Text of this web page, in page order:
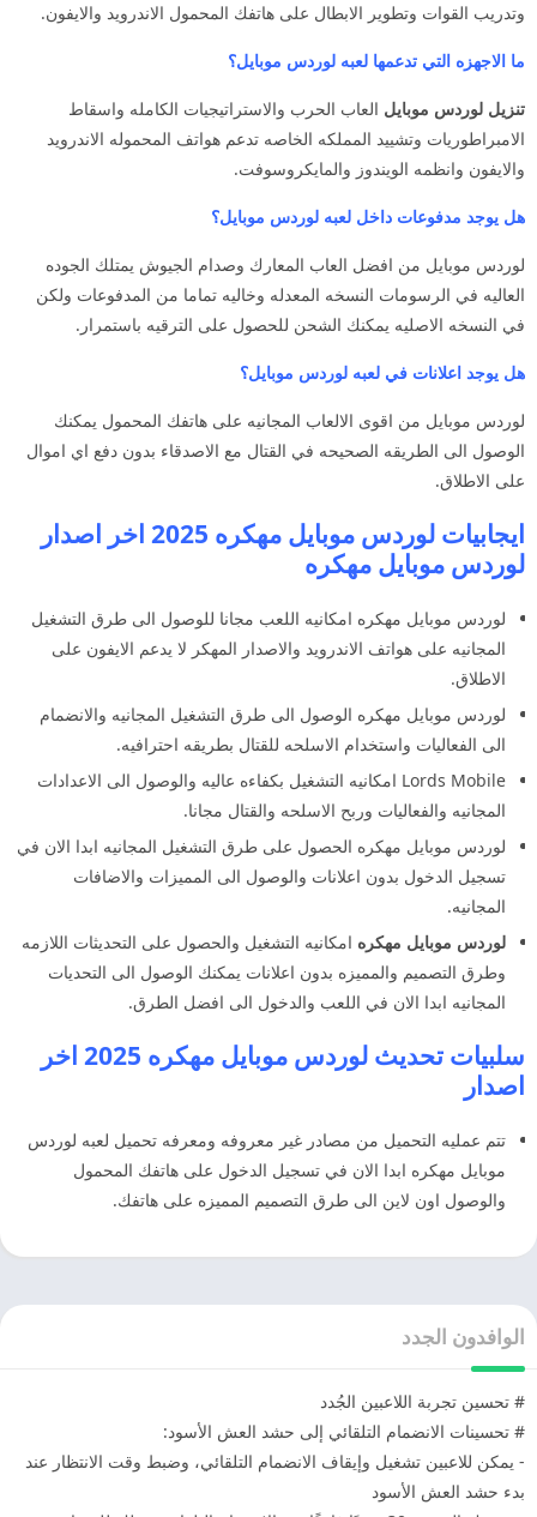
وتدريب القوات وتطوير الابطال على هاتفك المحمول الاندرويد والايفون.
ما الاجهزه التي تدعمها لعبه لوردس موبايل؟
تنزيل لوردس موبايل العاب الحرب والاستراتيجيات الكامله واسقاط
الامبراطوريات وتشييد المملكه الخاصه تدعم هواتف المحموله الاندرويد
والايفون وانظمه الويندوز والمايكروسوفت.
هل يوجد مدفوعات داخل لعبه لوردس موبايل؟
لوردس موبايل من افضل العاب المعارك وصدام الجيوش يمتلك الجوده
العاليه في الرسومات النسخه المعدله وخاليه تماما من المدفوعات ولكن
في النسخه الاصليه يمكنك الشحن للحصول على الترقيه باستمرار.
هل يوجد اعلانات في لعبه لوردس موبايل؟
لوردس موبايل من اقوى الالعاب المجانيه على هاتفك المحمول يمكنك
الوصول الى الطريقه الصحيحه في القتال مع الاصدقاء بدون دفع اي اموال
على الاطلاق.
ايجابيات لوردس موبايل مهكره 2025 اخر اصدار
لوردس موبايل مهكره
لوردس موبايل مهكره امكانيه اللعب مجانا للوصول الى طرق التشغيل
المجانيه على هواتف الاندرويد والاصدار المهكر لا يدعم الايفون على
الاطلاق.
لوردس موبايل مهكره الوصول الى طرق التشغيل المجانيه والانضمام
الى الفعاليات واستخدام الاسلحه للقتال بطريقه احترافيه.
Lords Mobile امكانيه التشغيل بكفاءه عاليه والوصول الى الاعدادات
المجانيه والفعاليات وربح الاسلحه والقتال مجانا.
لوردس موبايل مهكره الحصول على طرق التشغيل المجانيه ابدا الان في
تسجيل الدخول بدون اعلانات والوصول الى المميزات والاضافات
المجانيه.
لوردس موبايل مهكره امكانيه التشغيل والحصول على التحديثات اللازمه
وطرق التصميم والمميزه بدون اعلانات يمكنك الوصول الى التحديات
المجانيه ابدا الان في اللعب والدخول الى افضل الطرق.
سلبيات تحديث لوردس موبايل مهكره 2025 اخر
اصدار
تتم عمليه التحميل من مصادر غير معروفه ومعرفه تحميل لعبه لوردس
موبايل مهكره ابدا الان في تسجيل الدخول على هاتفك المحمول
والوصول اون لاين الى طرق التصميم المميزه على هاتفك.
الوافدون الجدد
# تحسين تجربة اللاعبين الجُدد
# تحسينات الانضمام التلقائي إلى حشد العش الأسود:
- يمكن للاعبين تشغيل وإيقاف الانضمام التلقائي، وضبط وقت الانتظار عند
بدء حشد العش الأسود